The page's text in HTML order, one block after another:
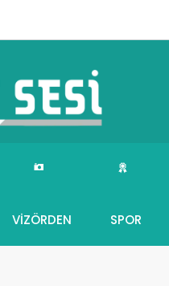
VIZÖRDEN SPOR